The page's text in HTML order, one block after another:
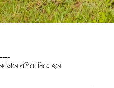
ভাবে এগিয়ে নিতে হবে